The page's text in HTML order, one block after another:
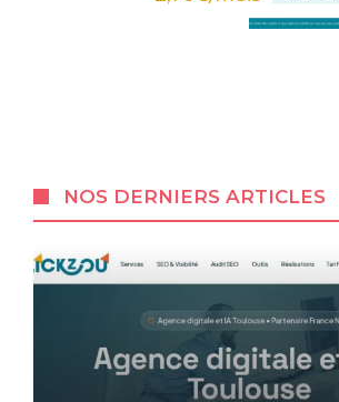
NOS DERNIERS ARTICLES